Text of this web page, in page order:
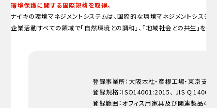
環境保護に関する国際規格を取得。
ナイキの環境マネジメントシステムは、国際的な環境マネジメントシステ
企業活動すべての領域で「自然環境との調和」、「地域社会との共生」を目
登録事業所：大阪本社・彦根工場・東京支社
登録規格：ISO14001:2015、 JIS Q
登録範囲：オフィス用家具及び関連製品の